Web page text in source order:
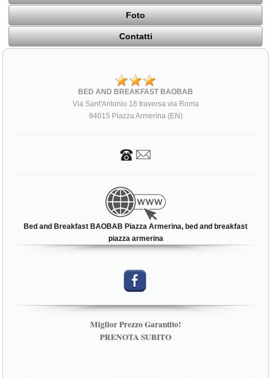
Foto
Contatti
BED AND BREAKFAST BAOBAB
Via Sant'Antonio 16 traversa via Roma
94015 Piazza Armerina (EN)
Bed and Breakfast BAOBAB Piazza Armerina, bed and breakfast
piazza armerina
Miglior Prezzo Garantito!
PRENOTA SUBITO